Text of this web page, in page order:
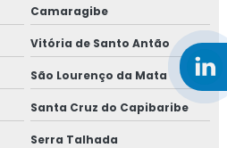
Camaragibe
Vitória de Santo Antão
São Lourenço da Mata
Santa Cruz do Capibaribe
Serra Talhada